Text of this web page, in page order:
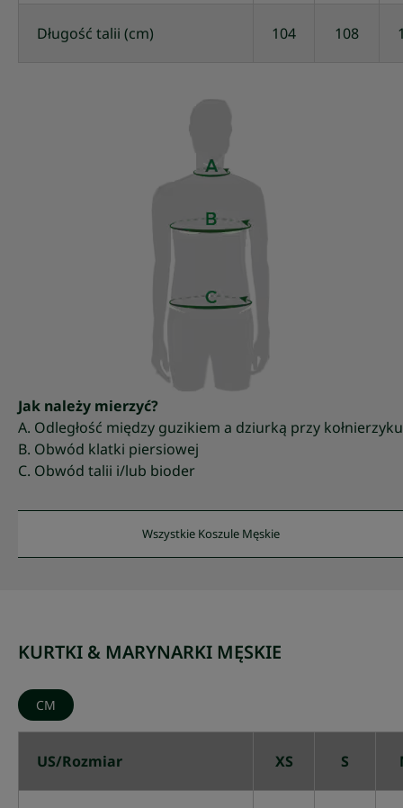
Długość talii (cm) 104 108
Jak należy mierzyć?
A. Odległość między guzikiem a dziurką przy kołnierzyku
B. Obwód klatki piersiowej
C. Obwód talii i/lub bioder
Wszystkie Koszule Męskie
KURTKI & MARYNARKI MĘSKIE
CM
US/Rozmiar XS S